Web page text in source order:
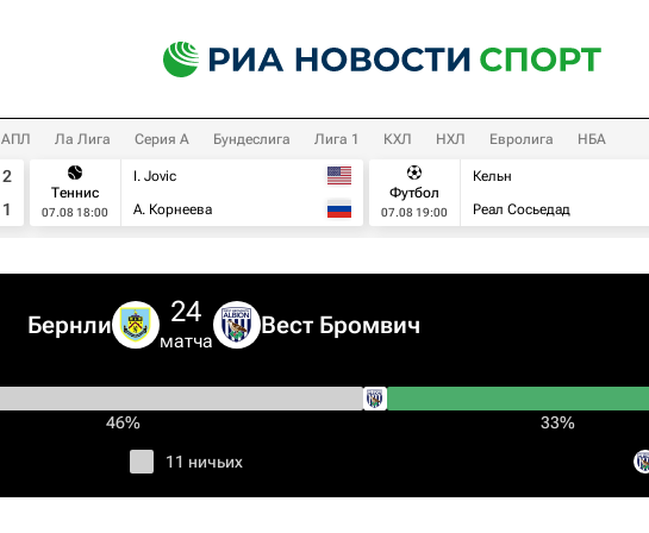
АПЛ Ла Лига Серия А Бундеслига Лига 1 КХЛ НХЛ Евролига НБА
2
1
Теннис
07.08 18:00
I. Jovic
А. Корнеева
Футбол
07.08 19:00
Кельн
Реал Сосьедад
Бернли 24
матча
Вест Бромвич
46% 33%
11 ничьих